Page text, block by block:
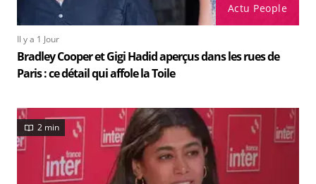
Actu People
Il y a 1 Jour
Bradley Cooper et Gigi Hadid aperçus dans les rues de
Paris : ce détail qui affole la Toile
2 min